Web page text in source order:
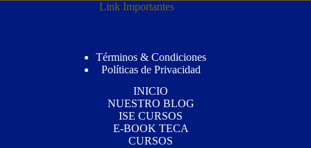
Link Importantes
Términos & Condiciones
Políticas de Privacidad
INICIO
NUESTRO BLOG
ISE CURSOS
E-BOOK TECA
CURSOS